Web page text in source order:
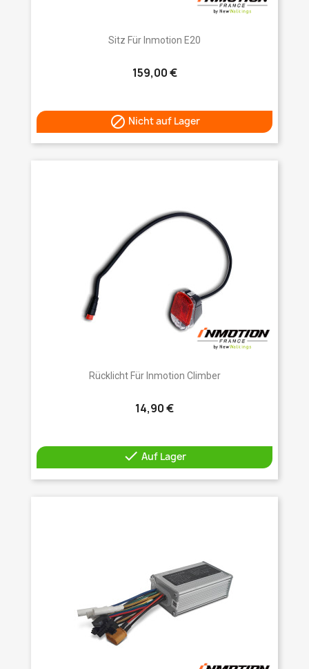
Sitz Für Inmotion E20
159,00 €
 Nicht auf Lager
Rücklicht Für Inmotion Climber
14,90 €
 Auf Lager